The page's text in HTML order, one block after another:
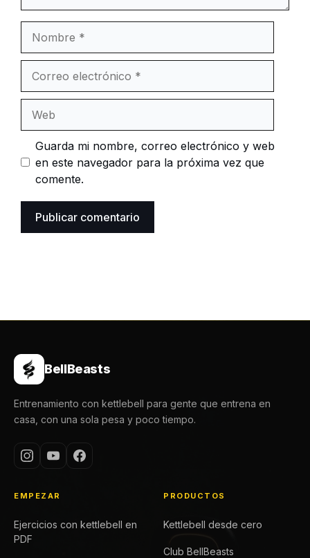
electrónico
Guarda mi nombre, correo electrónico y web
en este navegador para la próxima vez que
comente.
BellBeasts
Entrenamiento con kettlebell para gente que entrena en
casa, con una sola pesa y poco tiempo.
EMPEZAR
Ejercicios con kettlebell en
PDF
PRODUCTOS
Kettlebell desde cero
Club BellBeasts